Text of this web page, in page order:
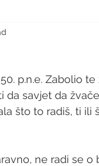
Ginekologija i
p.n.e. Zabolio
da savjet da
što to radiš, ti
ne radi se